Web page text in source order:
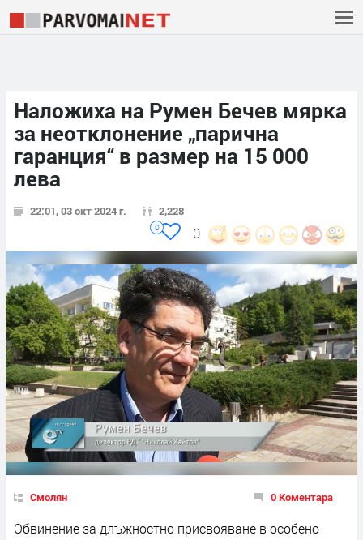
Наложиха на Румен Бечев мярка
за неотклонение „парична
гаранция“ в размер на 15 000
лева
22:01, 03 окт 2024 г. 2,228
0
0
Смолян 0 Коментара
Обвинение за длъжностно присвояване в особено